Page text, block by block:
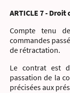
ARTICLE 7 -
Compte tenu
commandes
de rétractation.
Le contrat est
passation de la
précisées aux